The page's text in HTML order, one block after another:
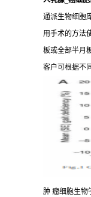
通派生物细胞
用手术的方法
板或全部半月
客户可根据不
肿 瘤细胞生物